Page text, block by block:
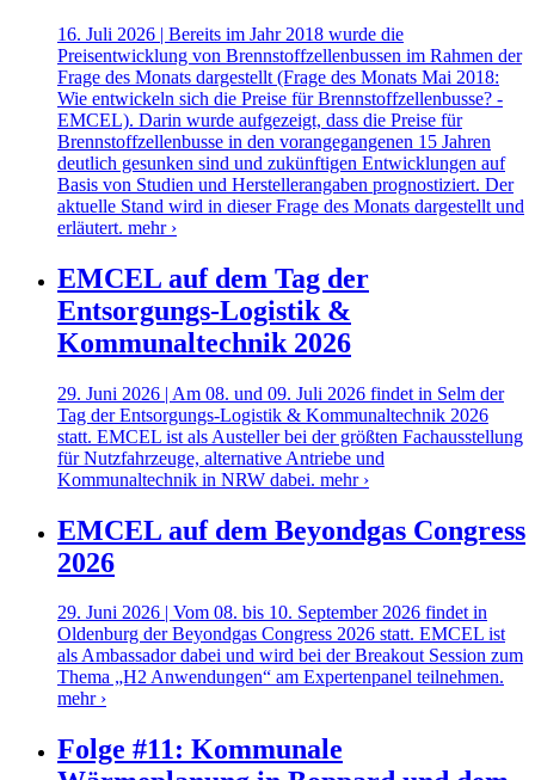
16. Juli 2026 | Bereits im Jahr 2018 wurde die
Preisentwicklung von Brennstoffzellenbussen im Rahmen der
Frage des Monats dargestellt (Frage des Monats Mai 2018:
Wie entwickeln sich die Preise für Brennstoffzellenbusse? -
EMCEL). Darin wurde aufgezeigt, dass die Preise für
Brennstoffzellenbusse in den vorangegangenen 15 Jahren
deutlich gesunken sind und zukünftigen Entwicklungen auf
Basis von Studien und Herstellerangaben prognostiziert. Der
aktuelle Stand wird in dieser Frage des Monats dargestellt und
erläutert. mehr ›
EMCEL auf dem Tag der
Entsorgungs-Logistik &
Kommunaltechnik 2026
29. Juni 2026 | Am 08. und 09. Juli 2026 findet in Selm der
Tag der Entsorgungs-Logistik & Kommunaltechnik 2026
statt. EMCEL ist als Austeller bei der größten Fachausstellung
für Nutzfahrzeuge, alternative Antriebe und
Kommunaltechnik in NRW dabei. mehr ›
EMCEL auf dem Beyondgas Congress
2026
29. Juni 2026 | Vom 08. bis 10. September 2026 findet in
Oldenburg der Beyondgas Congress 2026 statt. EMCEL ist
als Ambassador dabei und wird bei der Breakout Session zum
Thema „H2 Anwendungen“ am Expertenpanel teilnehmen.
mehr ›
Folge #11: Kommunale